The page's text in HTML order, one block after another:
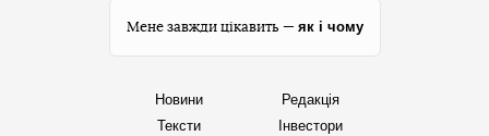
Мене завжди цікавить — як і чому
Новини
Тексти
Редакція
Інвестори